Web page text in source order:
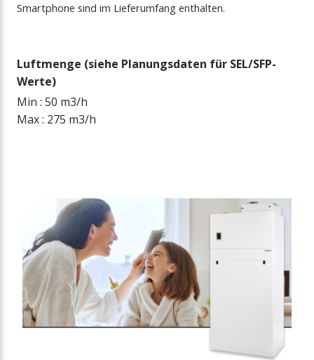
Smartphone sind im Lieferumfang enthalten.
Luftmenge (siehe Planungsdaten für SEL/SFP-
Werte)
Min : 50 m3/h
Max : 275 m3/h